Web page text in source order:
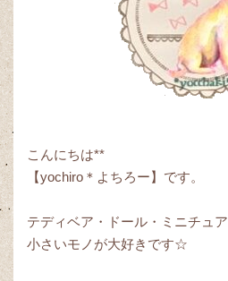
こんにちは**
【yochiro＊よちろー】です。
テディベア・ドール・ミニチュア
小さいモノが大好きです☆